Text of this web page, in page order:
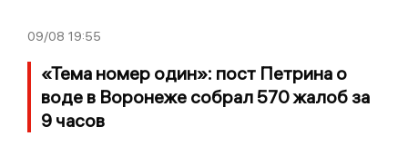
09/08 19:55
«Тема номер один»: пост Петрина о
воде в Воронеже собрал 570 жалоб за
9 часов